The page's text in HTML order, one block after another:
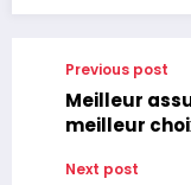
Previous post
Meilleur
meilleur
Next post